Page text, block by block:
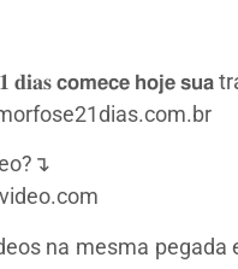
𝐝𝐢𝐚𝐬 𝗰𝗼𝗺𝗲𝗰𝗲 𝗵𝗼𝗷𝗲 𝘀𝘂𝗮
na mesma pegada